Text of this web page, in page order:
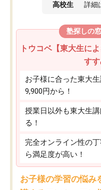
高校生 詳細
塾探しの
トウコベ【東大生に
す
お子様に合った東大
9,900円から！
授業日以外も東大生
る！
完全オンライン性の
ら満足度が高い！
お子様の学習の悩み